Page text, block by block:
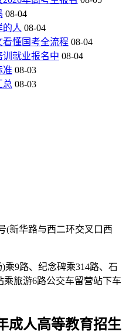
08-04
的人 08-04
懂国考全流程 08-04
就业报名中 08-04
准 08-03
总 08-03
(新华路与西二环交叉口西
乘9路、纪念碑乘314路、石
乘旅游6路公交车留营站下车
成人高等教育招生